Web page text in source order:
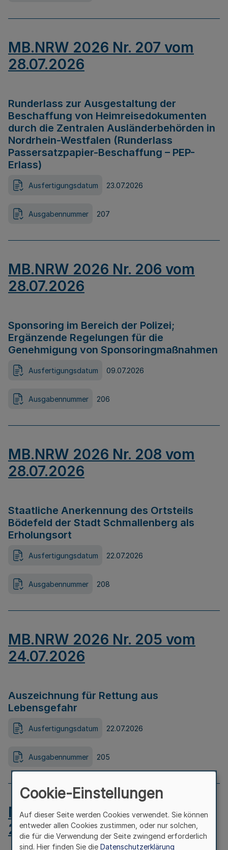
MB.NRW 2026 Nr. 207 vom
28.07.2026
Runderlass zur Ausgestaltung der
Beschaffung von Heimreisedokumenten
durch die Zentralen Ausländerbehörden in
Nordrhein-Westfalen (Runderlass
Passersatzpapier-Beschaffung – PEP-
Erlass)
Ausfertigungsdatum 23.07.2026
Ausgabennummer 207
MB.NRW 2026 Nr. 206 vom
28.07.2026
Sponsoring im Bereich der Polizei;
Ergänzende Regelungen für die
Genehmigung von Sponsoringmaßnahmen
Ausfertigungsdatum 09.07.2026
Ausgabennummer 206
MB.NRW 2026 Nr. 208 vom
28.07.2026
Staatliche Anerkennung des Ortsteils
Bödefeld der Stadt Schmallenberg als
Erholungsort
Ausfertigungsdatum 22.07.2026
Ausgabennummer 208
MB.NRW 2026 Nr. 205 vom
24.07.2026
Auszeichnung für Rettung aus
Lebensgefahr
Ausfertigungsdatum 22.07.2026
Ausgabennummer 205
MB.NRW 2026 Nr. 204 vom
24.07.2026
Cookie-Einstellungen
Auf dieser Seite werden Cookies verwendet. Sie können
entweder allen Cookies zustimmen, oder nur solchen,
die für die Verwendung der Seite zwingend erforderlich
sind. Hier finden Sie die Datenschutzerklärung